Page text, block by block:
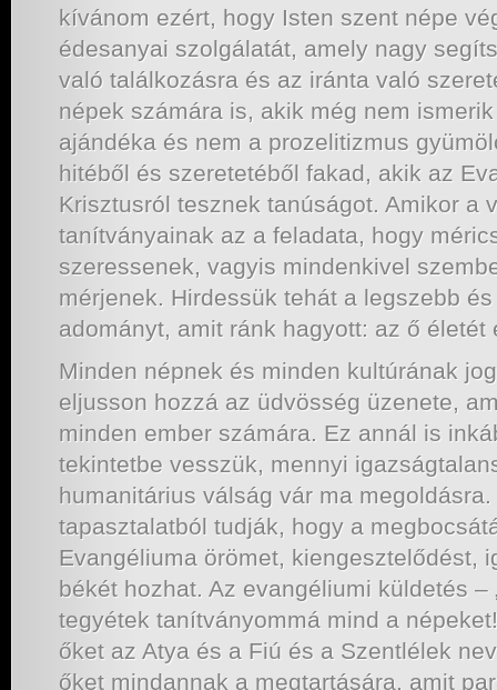
kívánom ezért, hogy Isten szent népe
édesanyai szolgálatát, amely nagy
való találkozásra és az iránta való
népek számára is, akik még nem
ajándéka és nem a prozelitizmus
hitéből és szeretetéből fakad, akik az
Krisztusról tesznek tanúságot. Amikor a
tanítványainak az a feladata, hogy
szeressenek, vagyis mindenkivel
mérjenek. Hirdessük tehát a legszebb
adományt, amit ránk hagyott: az ő életét
Minden népnek és minden kultúrának
eljusson hozzá az üdvösség üzenete,
minden ember számára. Ez annál is
tekintetbe vesszük, mennyi
humanitárius válság vár ma
tapasztalatból tudják, hogy a
Evangéliuma örömet, kiengesztelődést,
békét hozhat. Az evangéliumi küldetés –
tegyétek tanítványommá mind a
őket az Atya és a Fiú és a Szentlélek
őket mindannak a megtartására, amit